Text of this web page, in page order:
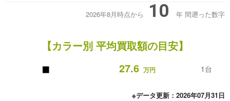
2026年8月時点から 10 年 間遡った数字
【カラー別 平均買取額の目安】
■ 27.6 万円 1台
※データ更新：2026年07月31日